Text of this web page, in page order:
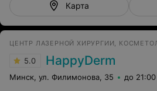
Карта
5.0 HappyDerm
Минск, ул. Филимонова, 35 до 21:00